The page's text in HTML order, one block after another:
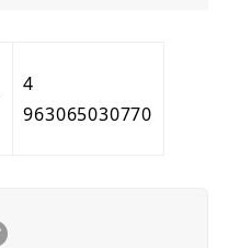
4
963065030770